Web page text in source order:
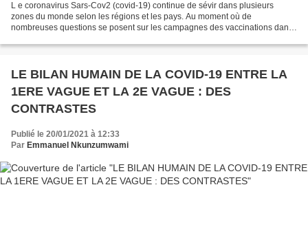
L e coronavirus Sars-Cov2 (covid-19) continue de sévir dans plusieurs
zones du monde selon les régions et les pays. Au moment où de
nombreuses questions se posent sur les campagnes des vaccinations dans
LE BILAN HUMAIN DE LA COVID-19 ENTRE LA
1ERE VAGUE ET LA 2E VAGUE : DES
CONTRASTES
Publié le 20/01/2021 à 12:33
Par Emmanuel Nkunzumwami